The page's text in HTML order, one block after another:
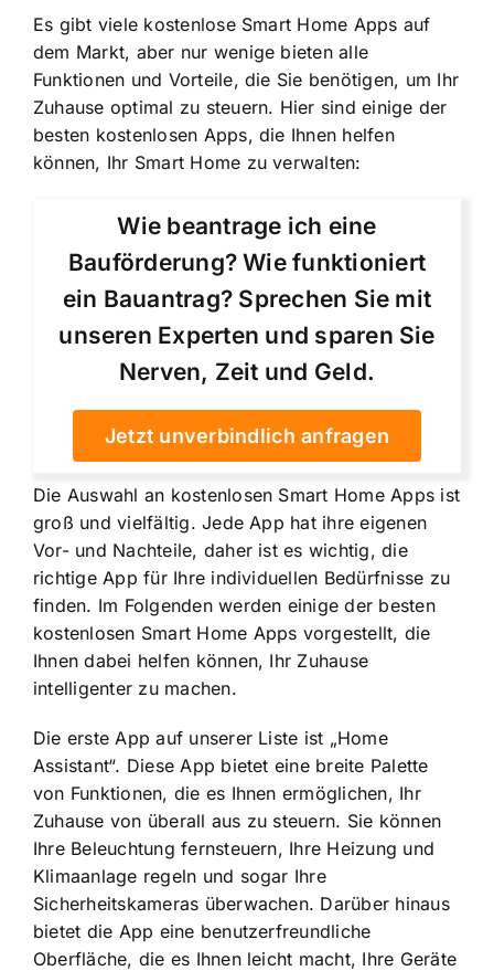
Es gibt viele kostenlose Smart Home Apps auf
dem Markt, aber nur wenige bieten alle
Funktionen und Vorteile, die Sie benötigen, um Ihr
Zuhause optimal zu steuern. Hier sind einige der
besten kostenlosen Apps, die Ihnen helfen
können, Ihr Smart Home zu verwalten:
Wie beantrage ich eine
Bauförderung? Wie funktioniert
ein Bauantrag? Sprechen Sie mit
unseren Experten und sparen Sie
Nerven, Zeit und Geld.
Jetzt unverbindlich anfragen
Die Auswahl an kostenlosen Smart Home Apps ist
groß und vielfältig. Jede App hat ihre eigenen
Vor- und Nachteile, daher ist es wichtig, die
richtige App für Ihre individuellen Bedürfnisse zu
finden. Im Folgenden werden einige der besten
kostenlosen Smart Home Apps vorgestellt, die
Ihnen dabei helfen können, Ihr Zuhause
intelligenter zu machen.
Die erste App auf unserer Liste ist „Home
Assistant“. Diese App bietet eine breite Palette
von Funktionen, die es Ihnen ermöglichen, Ihr
Zuhause von überall aus zu steuern. Sie können
Ihre Beleuchtung fernsteuern, Ihre Heizung und
Klimaanlage regeln und sogar Ihre
Sicherheitskameras überwachen. Darüber hinaus
bietet die App eine benutzerfreundliche
Oberfläche, die es Ihnen leicht macht, Ihre Geräte